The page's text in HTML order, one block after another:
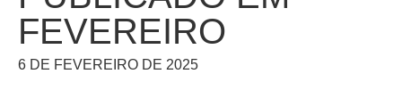
FEVEREIRO
6 DE FEVEREIRO DE 2025